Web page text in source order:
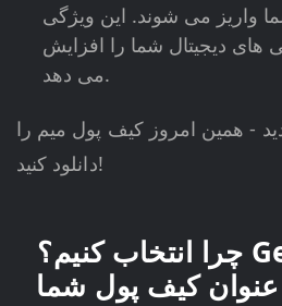
واریز می شوند. این ویژگی
های دیجیتال شما را افزایش
می دهد.
- همین امروز کیف پول میم را
دانلود کنید!
چرا انتخاب کنیم؟ Gem Wallet به